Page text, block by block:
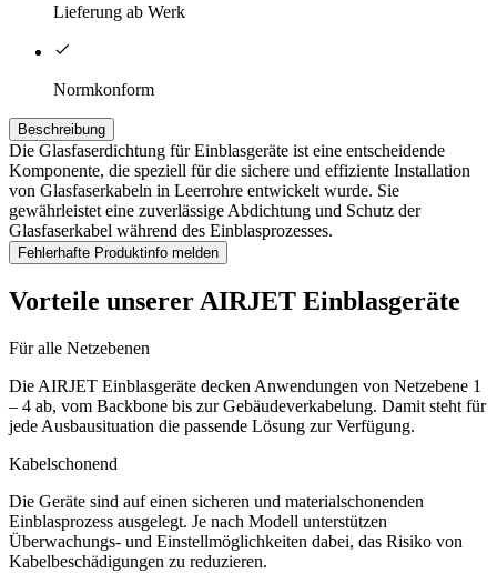
Lieferung ab Werk
Normkonform
Beschreibung
Die Glasfaserdichtung für Einblasgeräte ist eine entscheidende
Komponente, die speziell für die sichere und effiziente Installation
von Glasfaserkabeln in Leerrohre entwickelt wurde. Sie
gewährleistet eine zuverlässige Abdichtung und Schutz der
Glasfaserkabel während des Einblasprozesses.
Fehlerhafte Produktinfo melden
Vorteile unserer AIRJET Einblasgeräte
Für alle Netzebenen
Die AIRJET Einblasgeräte decken Anwendungen von Netzebene 1
– 4 ab, vom Backbone bis zur Gebäudeverkabelung. Damit steht für
jede Ausbausituation die passende Lösung zur Verfügung.
Kabelschonend
Die Geräte sind auf einen sicheren und materialschonenden
Einblasprozess ausgelegt. Je nach Modell unterstützen
Überwachungs- und Einstellmöglichkeiten dabei, das Risiko von
Kabelbeschädigungen zu reduzieren.